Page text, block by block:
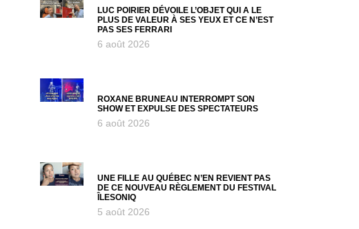
LUC POIRIER DÉVOILE L’OBJET QUI A LE
PLUS DE VALEUR À SES YEUX ET CE N’EST
PAS SES FERRARI
6 août 2026
ROXANE BRUNEAU INTERROMPT SON
SHOW ET EXPULSE DES SPECTATEURS
6 août 2026
UNE FILLE AU QUÉBEC N’EN REVIENT PAS
DE CE NOUVEAU RÈGLEMENT DU FESTIVAL
ÎLESONIQ
5 août 2026